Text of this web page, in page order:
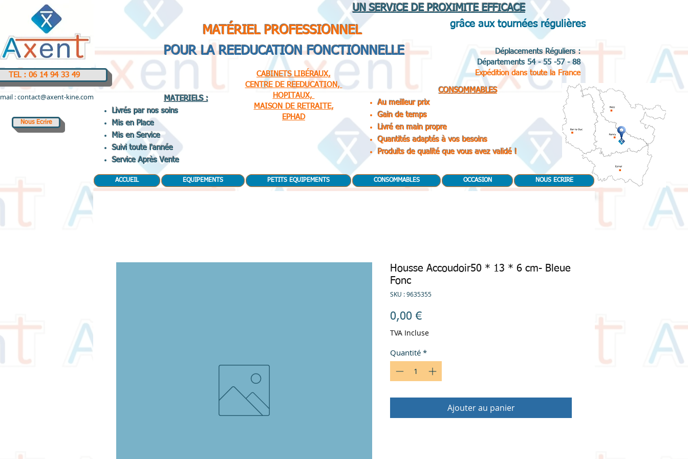
MATÉRIEL PROFESSIONNEL
POUR LA REEDUCATION FONCTIONNELLE
TEL : 06 14 94 33 49
:contact@axent-kine.com
Déplacements Réguliers :
Départements 54 - 55 -57 - 88
Expédition dans toute la France
UN SERVICE DE PROXIMITE EFFICACE
grâce aux tournées régulières
MATERIELS :
Livrés par nos soins
Mis en Place
Mis en Service
Suivi toute l'année
Service Après Vente
CONSOMMABLES
Au meilleur prix
Gain de temps
Livré en main propre
Quantités adaptés à vos besoins
Produits de qualité que vous avez validé !
CABINETS LIBÉRAUX,
CENTRE DE REEDUCATION,
HOPITAUX,
MAISON DE RETRAITE,
EPHAD
ACCUEIL EQUIPEMENTS PETITS EQUIPEMENTS CONSOMMABLES OCCASION NOUS ECRIRE
Nous Ecrire
Housse Accoudoir50 * 13 * 6 cm- Bleue
Fonc
SKU : 9635355
0,00 €Prix
TVA Incluse
Quantité *
Ajouter au panier